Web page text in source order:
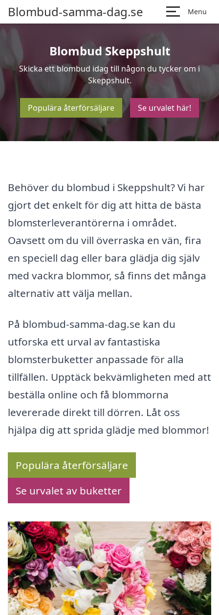
Blombud-samma-dag.se Menu
Blombud Skeppshult
Skicka ett blombud idag till någon du tycker om i
Skeppshult.
Populära återförsäljare Se urvalet här!
Behöver du blombud i Skeppshult? Vi har
gjort det enkelt för dig att hitta de bästa
blomsterleverantörerna i området.
Oavsett om du vill överraska en vän, fira
en speciell dag eller bara glädja dig själv
med vackra blommor, så finns det många
alternativ att välja mellan.
På blombud-samma-dag.se kan du
utforska ett urval av fantastiska
blomsterbuketter anpassade för alla
tillfällen. Upptäck bekvämligheten med att
beställa online och få blommorna
levererade direkt till dörren. Låt oss
hjälpa dig att sprida glädje med blommor!
Populära återförsäljare
Se urvalet av buketter